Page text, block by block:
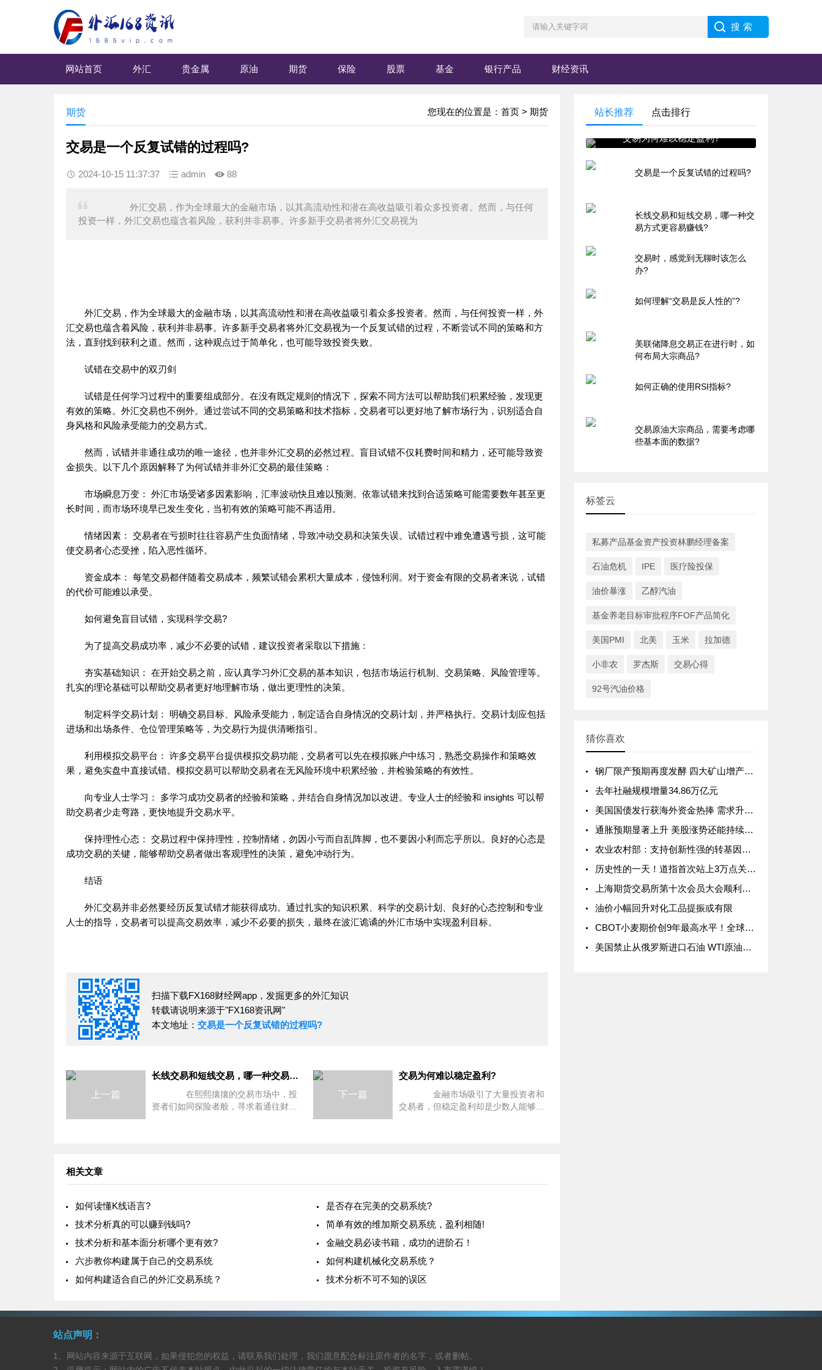
网站首页 外汇 贵金属 原油 期货 保险 股票 基金 银行产品 财经资讯
您现在的位置是： 首页 > 期货
期货
交易是一个反复试错的过程吗?
2024-10-15 11:37:37 admin 88
外汇交易，作为全球最大的金融市场，以其高流动性和潜在高收益吸引着众多投资者。然而，与任何
投资一样，外汇交易也蕴含着风险，获利并非易事。许多新手交易者将外汇交易视为
外汇交易，作为全球最大的金融市场，以其高流动性和潜在高收益吸引着众多投资者。然而，与任何投资一样，外
汇交易也蕴含着风险，获利并非易事。许多新手交易者将外汇交易视为一个反复试错的过程，不断尝试不同的策略和方
法，直到找到获利之道。然而，这种观点过于简单化，也可能导致投资失败。
试错在交易中的双刃剑
试错是任何学习过程中的重要组成部分。在没有既定规则的情况下，探索不同方法可以帮助我们积累经验，发现更
有效的策略。外汇交易也不例外。通过尝试不同的交易策略和技术指标，交易者可以更好地了解市场行为，识别适合自
身风格和风险承受能力的交易方式。
然而，试错并非通往成功的唯一途径，也并非外汇交易的必然过程。盲目试错不仅耗费时间和精力，还可能导致资
金损失。以下几个原因解释了为何试错并非外汇交易的最佳策略：
市场瞬息万变： 外汇市场受诸多因素影响，汇率波动快且难以预测。依靠试错来找到合适策略可能需要数年甚至更
长时间，而市场环境早已发生变化，当初有效的策略可能不再适用。
情绪因素： 交易者在亏损时往往容易产生负面情绪，导致冲动交易和决策失误。试错过程中难免遭遇亏损，这可能
使交易者心态受挫，陷入恶性循环。
资金成本： 每笔交易都伴随着交易成本，频繁试错会累积大量成本，侵蚀利润。对于资金有限的交易者来说，试错
的代价可能难以承受。
如何避免盲目试错，实现科学交易?
为了提高交易成功率，减少不必要的试错，建议投资者采取以下措施：
夯实基础知识： 在开始交易之前，应认真学习外汇交易的基本知识，包括市场运行机制、交易策略、风险管理等。
扎实的理论基础可以帮助交易者更好地理解市场，做出更理性的决策。
制定科学交易计划： 明确交易目标、风险承受能力，制定适合自身情况的交易计划，并严格执行。交易计划应包括
进场和出场条件、仓位管理策略等，为交易行为提供清晰指引。
利用模拟交易平台： 许多交易平台提供模拟交易功能，交易者可以先在模拟账户中练习，熟悉交易操作和策略效
果，避免实盘中直接试错。模拟交易可以帮助交易者在无风险环境中积累经验，并检验策略的有效性。
向专业人士学习： 多学习成功交易者的经验和策略，并结合自身情况加以改进。专业人士的经验和 insights 可以帮
助交易者少走弯路，更快地提升交易水平。
保持理性心态： 交易过程中保持理性，控制情绪，勿因小亏而自乱阵脚，也不要因小利而忘乎所以。良好的心态是
成功交易的关键，能够帮助交易者做出客观理性的决策，避免冲动行为。
结语
外汇交易并非必然要经历反复试错才能获得成功。通过扎实的知识积累、科学的交易计划、良好的心态控制和专业
人士的指导，交易者可以提高交易效率，减少不必要的损失，最终在波汇诡谲的外汇市场中实现盈利目标。
扫描下载FX168财经网app，发掘更多的外汇知识
转载请说明来源于"FX168资讯网"
本文地址： 交易是一个反复试错的过程吗?
上一篇
长线交易和短线交易，哪一种交易方式更容易赚钱?
在熙熙攘攘的交易市场中，投
资者们如同探险者般，寻求着通往财富
下一篇
交易为何难以稳定盈利?
金融市场吸引了大量投资者和
交易者，但稳定盈利却是少数人能够实
相关文章
如何读懂K线语言?
是否存在完美的交易系统?
技术分析真的可以赚到钱吗?
简单有效的维加斯交易系统，盈利相随!
技术分析和基本面分析哪个更有效?
金融交易必读书籍，成功的进阶石！
六步教你构建属于自己的交易系统
如何构建机械化交易系统？
如何构建适合自己的外汇交易系统？
技术分析不可不知的误区
站长推荐 点击排行
交易为何难以稳定盈利?
交易是一个反复试错的过程吗?
长线交易和短线交易，哪一种交
易方式更容易赚钱?
交易时，感觉到无聊时该怎么
办?
如何理解“交易是反人性的”?
美联储降息交易正在进行时，如
何布局大宗商品?
如何正确的使用RSI指标?
交易原油大宗商品，需要考虑哪
些基本面的数据?
标签云
私募产品基金资产投资林鹏经理备案
石油危机 IPE 医疗险投保
油价暴涨 乙醇汽油
基金养老目标审批程序FOF产品简化
美国PMI 北美 玉米 拉加德
小非农 罗杰斯 交易心得
92号汽油价格
猜你喜欢
钢厂限产预期再度发酵 四大矿山增产预期较强 市场人士：铁矿石供需格局有望松动
去年社融规模增量34.86万亿元
美国国债发行获海外资金热捧 需求升至纪录高位
通胀预期显著上升 美股涨势还能持续多久
农业农村部：支持创新性强的转基因生物研发活动
历史性的一天！道指首次站上3万点关口 特斯拉市值突破5000亿美元大关
上海期货交易所第十次会员大会顺利召开
油价小幅回升对化工品提振或有限
CBOT小麦期价创9年最高水平！全球小麦价格飙升的原因是？
美国禁止从俄罗斯进口石油 WTI原油收高3.6%突破120美元关口
站点声明：
1、网站内容来源于互联网，如果侵犯您的权益，请联系我们处理，我们愿意配合标注原作者的名字，或者删帖。